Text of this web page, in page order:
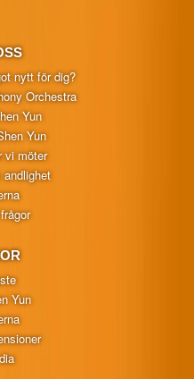
nytt för dig?
Orchestra
Yun
Yun
vi möter
andlighet
Yun